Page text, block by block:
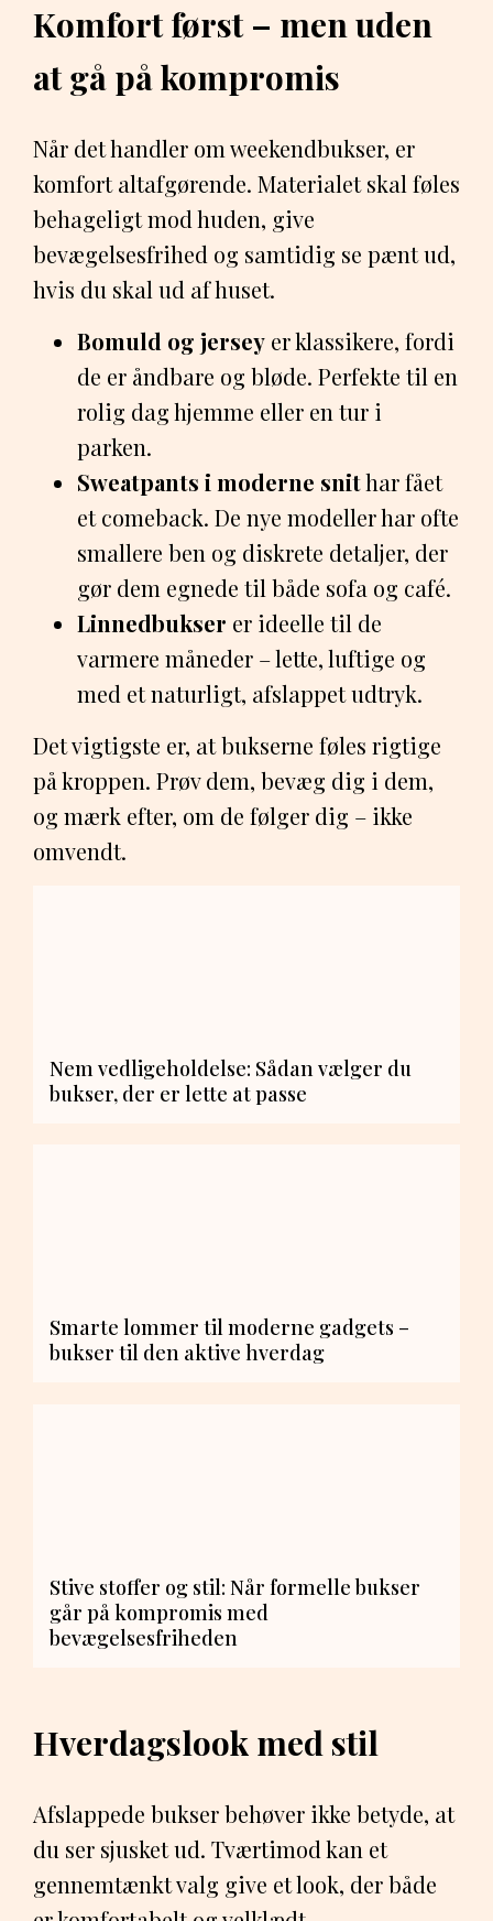
Komfort først – men uden
at gå på kompromis
Når det handler om weekendbukser, er
komfort altafgørende. Materialet skal føles
behageligt mod huden, give
bevægelsesfrihed og samtidig se pænt ud,
hvis du skal ud af huset.
Bomuld og jersey er klassikere, fordi
de er åndbare og bløde. Perfekte til en
rolig dag hjemme eller en tur i
parken.
Sweatpants i moderne snithar fået
et comeback. De nye modeller har ofte
smallere ben og diskrete detaljer, der
gør dem egnede til både sofa og café.
Linnedbukser er ideelle til de
varmere måneder – lette, luftige og
med et naturligt, afslappet udtryk.
Det vigtigste er, at bukserne føles rigtige
på kroppen. Prøv dem, bevæg dig i dem,
og mærk efter, om de følger dig – ikke
omvendt.
Nem vedligeholdelse: Sådan vælger du
bukser, der er lette at passe
Smarte lommer til moderne gadgets –
bukser til den aktive hverdag
Stive stoffer og stil: Når formelle bukser
går på kompromis med
bevægelsesfriheden
Hverdagslook med stil
Afslappede bukser behøver ikke betyde, at
du ser sjusket ud. Tværtimod kan et
gennemtænkt valg give et look, der både